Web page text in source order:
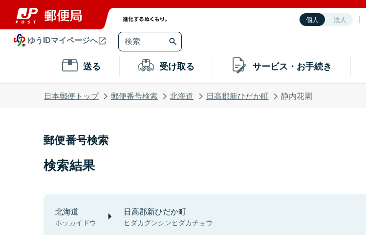
個人 法人
ゆうIDマイページへ
送る 受け取る サービス・お手続き
日本郵便トップ 郵便番号検索 北海道 日高郡新ひだか町 静内花園
郵便番号検索
検索結果
北海道
ホッカイドウ
日高郡新ひだか町
ヒダカグンシンヒダカチョウ